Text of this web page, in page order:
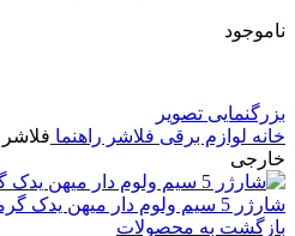
ناموجود
بزرگنمایی تصویر
خانه لوازم برقی فلاشر راهنما فلاشر
خارجی
شارژر 5 سیم ولوم دار میهن یدک گرمسار
بازگشت به محصولات